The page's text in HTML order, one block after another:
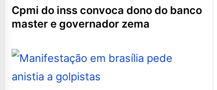
cpmi do inss convoca dono do banco
master e governador zema